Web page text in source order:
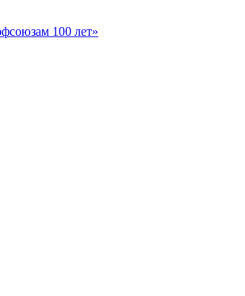
100 лет»